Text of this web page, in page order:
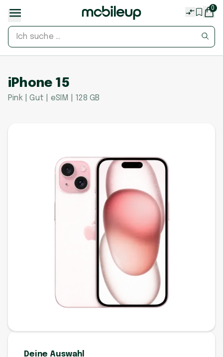
0
iPhone 15
Pink | Gut | eSIM | 128 GB
Deine Auswahl